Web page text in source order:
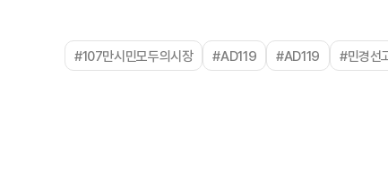
#107만시민모두의시장 #AD119 #AD119 #민경선